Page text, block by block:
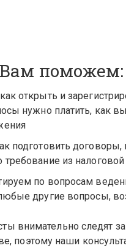
поможем:
открыть и
нужно платить, как
подготовить
из налоговой
по вопросам
другие вопросы,
внимательно следят
поэтому наши